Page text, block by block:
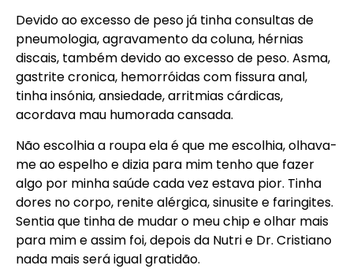
Devido ao excesso de peso já tinha consultas de
pneumologia, agravamento da coluna, hérnias
discais, também devido ao excesso de peso. Asma,
gastrite cronica, hemorróidas com fissura anal,
tinha insónia, ansiedade, arritmias cárdicas,
acordava mau humorada cansada.
Não escolhia a roupa ela é que me escolhia, olhava-
me ao espelho e dizia para mim tenho que fazer
algo por minha saúde cada vez estava pior. Tinha
dores no corpo, renite alérgica, sinusite e faringites.
Sentia que tinha de mudar o meu chip e olhar mais
para mim e assim foi, depois da Nutri e Dr. Cristiano
nada mais será igual gratidão.